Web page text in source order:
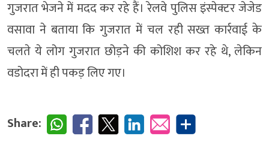
गुजरात भेजने में मदद कर रहे हैं। रेलवे पुलिस इंस्पेक्टर जेजेड
वसावा ने बताया कि गुजरात में चल रही सख्त कार्रवाई के
चलते ये लोग गुजरात छोड़ने की कोशिश कर रहे थे, लेकिन
वडोदरा में ही पकड़ लिए गए।
Share: